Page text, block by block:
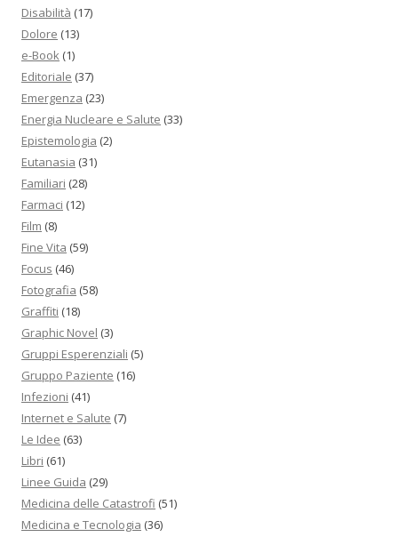
Disabilità (17)
Dolore (13)
e-Book (1)
Editoriale (37)
Emergenza (23)
Energia Nucleare e Salute (33)
Epistemologia (2)
Eutanasia (31)
Familiari (28)
Farmaci (12)
Film (8)
Fine Vita (59)
Focus (46)
Fotografia (58)
Graffiti (18)
Graphic Novel (3)
Gruppi Esperenziali (5)
Gruppo Paziente (16)
Infezioni (41)
Internet e Salute (7)
Le Idee (63)
Libri (61)
Linee Guida (29)
Medicina delle Catastrofi (51)
Medicina e Tecnologia (36)